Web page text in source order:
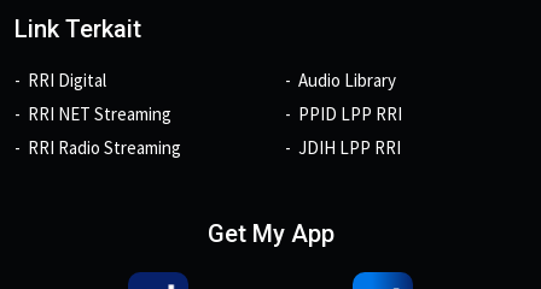
Link Terkait
RRI Digital
RRI NET Streaming
RRI Radio Streaming
Audio Library
PPID LPP RRI
JDIH LPP RRI
Get My App